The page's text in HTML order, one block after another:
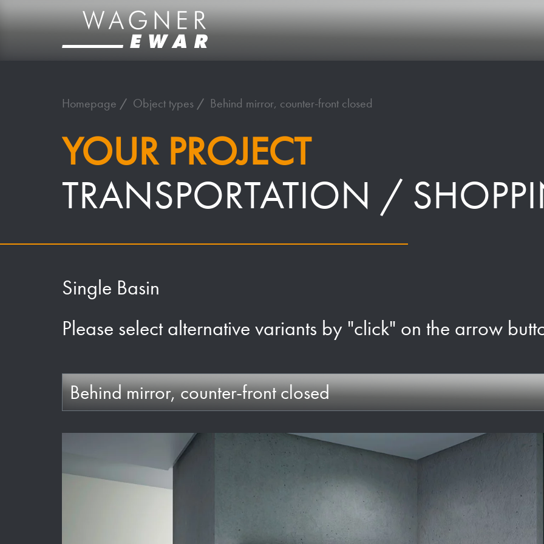
Homepage Object types Behind mirror, counter-front closed
YOUR PROJECT
TRANSPORTATION /
Single Basin
Please select alternative variants by "click" on the arrow
Behind mirror, counter-front closed